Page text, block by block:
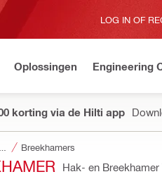
LOG IN OF
Oplossingen Engineering
korting via de Hilti app
Breekhamers
Hak- en Breekhamer